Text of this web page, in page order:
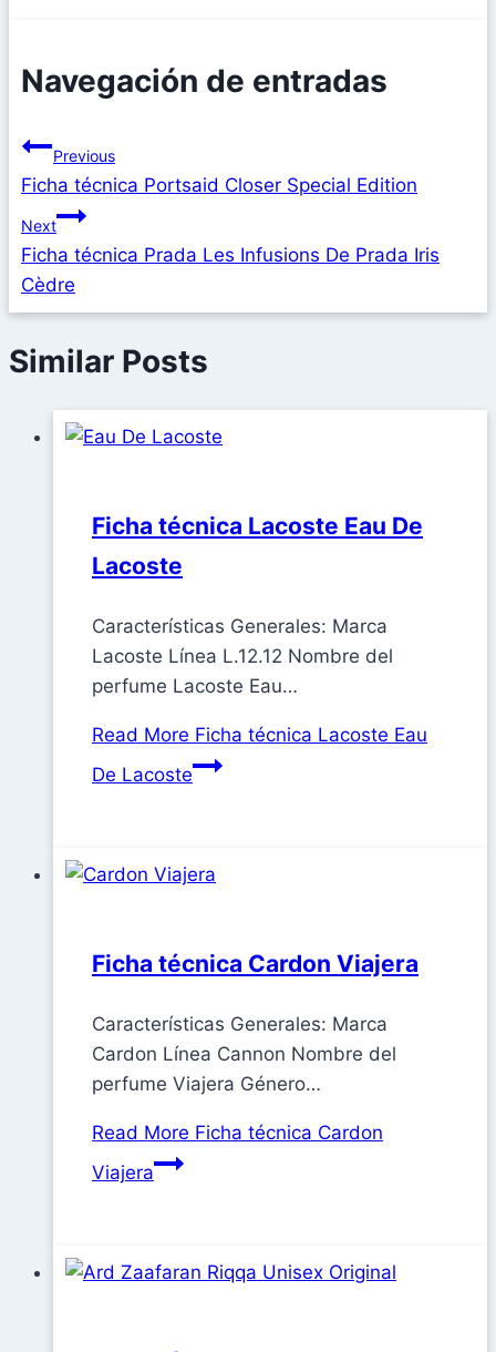
Navegación de entradas
Previous
Ficha técnica Portsaid Closer Special Edition
Next
Ficha técnica Prada Les Infusions De Prada Iris
Cèdre
Similar Posts
Ficha técnica Lacoste Eau De
Lacoste
Características Generales: Marca
Lacoste Línea L.12.12 Nombre del
perfume Lacoste Eau…
Read More Ficha técnica Lacoste Eau
De Lacoste
Ficha técnica Cardon Viajera
Características Generales: Marca
Cardon Línea Cannon Nombre del
perfume Viajera Género…
Read More Ficha técnica Cardon
Viajera